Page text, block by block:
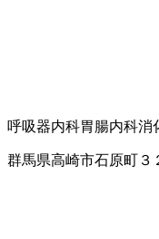
呼吸器内科胃腸内科消
群馬県高崎市石原町３